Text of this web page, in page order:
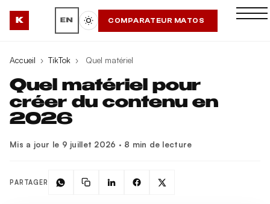
K EN COMPARATEUR MATOS
Accueil › TikTok › Quel matériel
Quel matériel pour
créer du contenu en
2026
Mis a jour le 9 juillet 2026 · 8 min de lecture
PARTAGER